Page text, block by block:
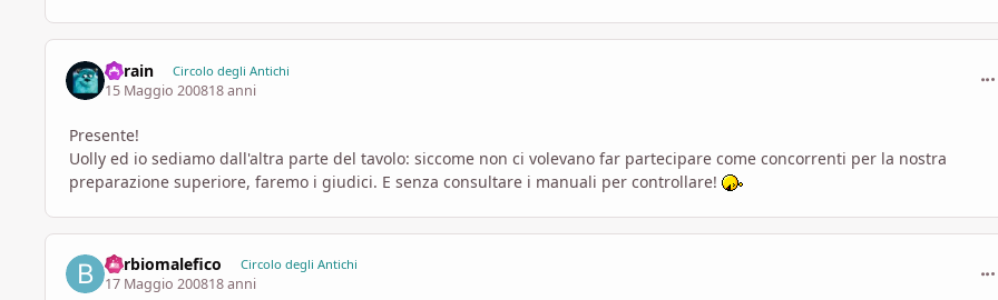
Thrain Circolo degli Antichi
15 Maggio 200818 anni
Presente!
Uolly ed io sediamo dall'altra parte del tavolo: siccome non ci volevano far partecipare come concorrenti per la nostra
preparazione superiore, faremo i giudici. E senza consultare i manuali per controllare!
barbiomalefico Circolo degli Antichi
17 Maggio 200818 anni